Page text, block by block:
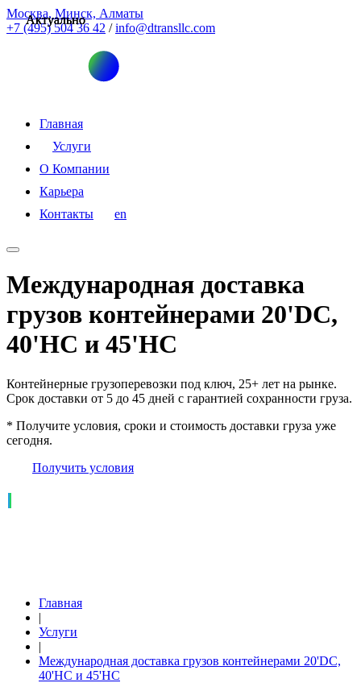
Москва, Минск, Алматы
+7 (495) 504 36 42 / info@dtransllc.com
Главная
Услуги
О Компании
Карьера
Контакты
en
Международная доставка
грузов контейнерами 20'DC,
40'HC и 45'HC
Контейнерные грузоперевозки под ключ, 25+ лет на рынке.
Срок доставки от 5 до 45 дней с гарантией сохранности груза.
* Получите условия, сроки и стоимость доставки груза уже
сегодня.
Получить условия
Главная
|
Услуги
|
Международная доставка грузов контейнерами 20'DC,
40'HC и 45'HC
Актуально
Актуально
Актуально